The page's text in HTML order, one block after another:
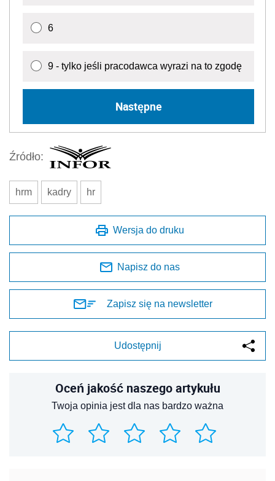
6
9 - tylko jeśli pracodawca wyrazi na to zgodę
Następne
Źródło:
hrm kadry hr
Wersja do druku
Napisz do nas
Zapisz się na newsletter
Udostępnij
Oceń jakość naszego artykułu
Twoja opinia jest dla nas bardzo ważna